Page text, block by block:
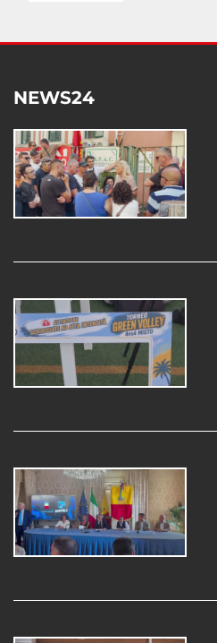
NEWS24